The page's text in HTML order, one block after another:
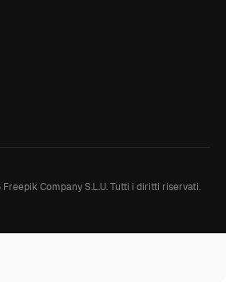
Freepik Company S.L.U. Tutti i diritti riservati.